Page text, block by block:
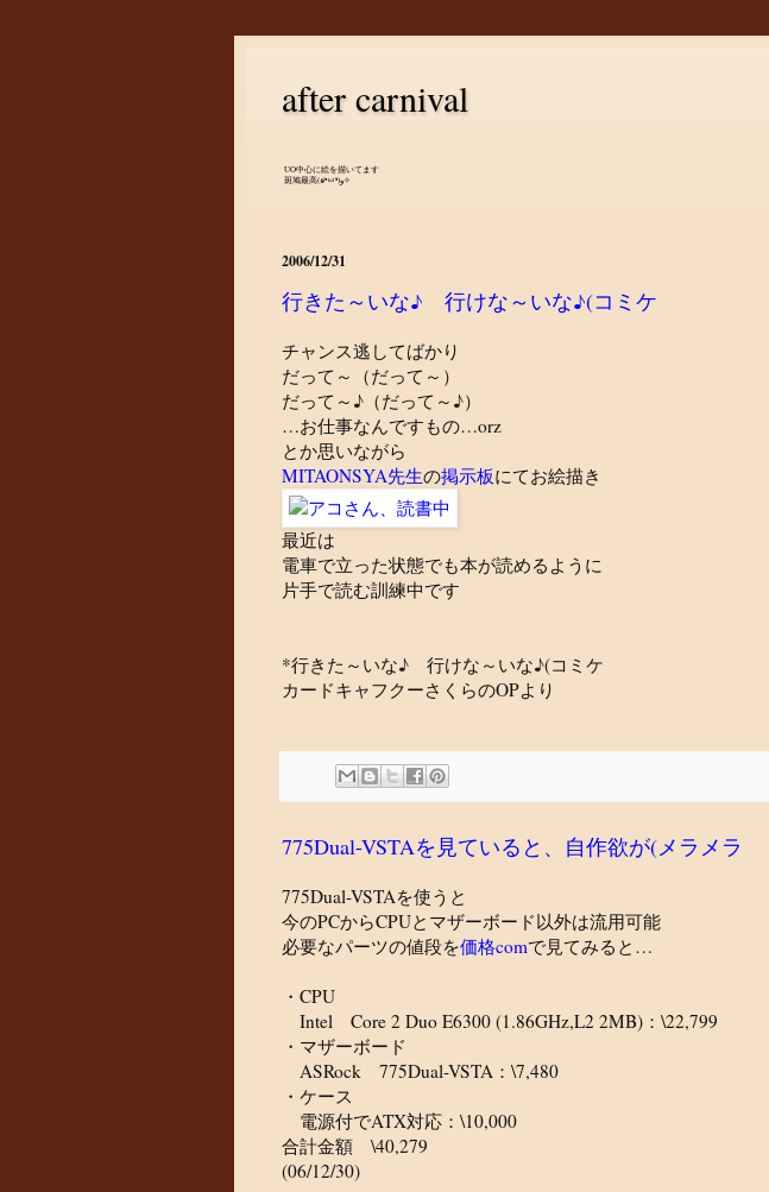
after carnival
UO中心に絵を描いてます
斑鳩最高(๑•̀ㅂ•́)و✧
2006/12/31
行きた～いな♪ 行けな～いな♪(コミケ
チャンス逃してばかり
だって～（だって～）
だって～♪（だって～♪）
…お仕事なんですもの…orz
とか思いながら
MITAONSYA先生の掲示板にてお絵描き
最近は
電車で立った状態でも本が読めるように
片手で読む訓練中です
*行きた～いな♪ 行けな～いな♪(コミケ
カードキャフクーさくらのOPより
775Dual-VSTAを見ていると、自作欲が(メラメラ
775Dual-VSTAを使うと
今のPCからCPUとマザーボード以外は流用可能
必要なパーツの値段を価格comで見てみると…
・CPU
Intel Core 2 Duo E6300 (1.86GHz,L2 2MB)：\22,799
・マザーボード
ASRock 775Dual-VSTA：\7,480
・ケース
電源付でATX対応：\10,000
合計金額 \40,279
(06/12/30)